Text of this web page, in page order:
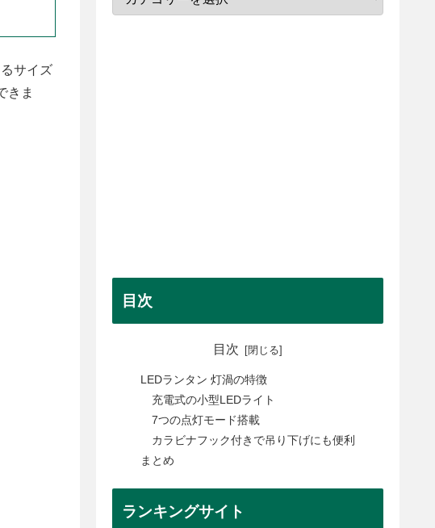
サイズ
きま
目次
目次
LEDランタン 灯渦の特徴
充電式の小型LEDライト
7つの点灯モード搭載
カラビナフック付きで吊り下げにも便利
まとめ
ランキングサイト